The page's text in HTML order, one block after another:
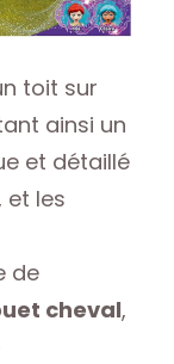
toit sur
ainsi un
et détaillé
et les
de
cheval,